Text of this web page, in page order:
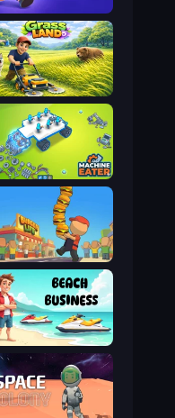
My Arcade Center
Grass Land
Machine Eater
Burger Life
Beach Business